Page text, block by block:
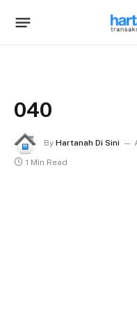
040
By Hartanah Di Sini
1 Min Read